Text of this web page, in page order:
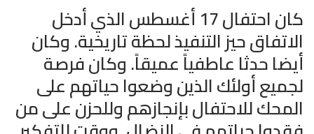
كان احتفال 17 أغسطس الذي أدخل
الاتفاق حيز التنفيذ لحظة تاريخية. وكان
أيضا حدثا عاطفياً عميقاً. وكان فرصة
لجميع أولئك الذين وضعوا حياتهم على
المحك للاحتفال بإنجازهم وللحزن على من